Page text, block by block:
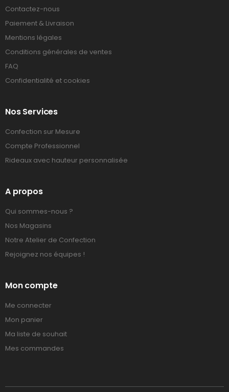
Contactez-nous
Paiement & Livraison
Mentions légales
Conditions générales de ventes
FAQ
Confidentialité et cookies
Nos Services
Confection sur Mesure
Compte Professionnel
Rideaux avec hauteur personnalisée
A propos
Qui sommes-nous ?
Nos Magasins
Notre Atelier de Confection
Rejoignez nos équipes !
Mon compte
Me connecter
Mon panier
Ma liste de souhait
Mes commandes